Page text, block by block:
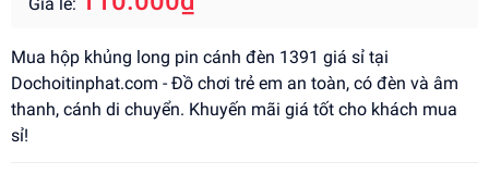
Mua hộp khủng long pin cánh đèn 1391 giá sỉ tại
Dochoitinphat.com - Đồ chơi trẻ em an toàn, có đèn và âm
thanh, cánh di chuyển. Khuyến mãi giá tốt cho khách mua
sỉ!